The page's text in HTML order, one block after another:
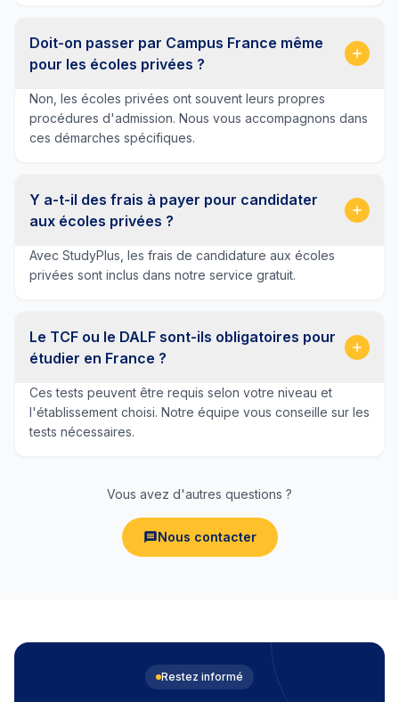
Doit-on passer par Campus France même
pour les écoles privées ?
Non, les écoles privées ont souvent leurs propres
procédures d'admission. Nous vous accompagnons dans
ces démarches spécifiques.
Y a-t-il des frais à payer pour candidater
aux écoles privées ?
Avec StudyPlus, les frais de candidature aux écoles
privées sont inclus dans notre service gratuit.
Le TCF ou le DALF sont-ils obligatoires pour
étudier en France ?
Ces tests peuvent être requis selon votre niveau et
l'établissement choisi. Notre équipe vous conseille sur les
tests nécessaires.
Vous avez d'autres questions ?
Nous contacter
Restez informé